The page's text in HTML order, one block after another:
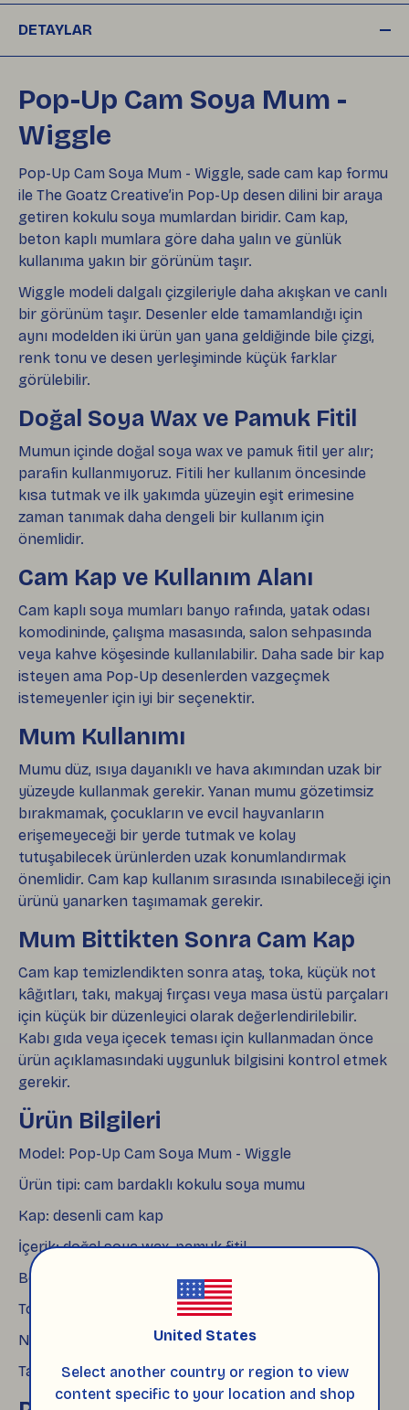
United States
Select another country or region to view
content specific to your location and shop
DETAYLAR
Pop-Up Cam Soya Mum -
Wiggle
Pop-Up Cam Soya Mum - Wiggle, sade cam kap formu
ile The Goatz Creative’in Pop-Up desen dilini bir araya
getiren kokulu soya mumlardan biridir. Cam kap,
beton kaplı mumlara göre daha yalın ve günlük
kullanıma yakın bir görünüm taşır.
Wiggle modeli dalgalı çizgileriyle daha akışkan ve canlı
bir görünüm taşır. Desenler elde tamamlandığı için
aynı modelden iki ürün yan yana geldiğinde bile çizgi,
renk tonu ve desen yerleşiminde küçük farklar
görülebilir.
Doğal Soya Wax ve Pamuk Fitil
Mumun içinde doğal soya wax ve pamuk fitil yer alır;
parafin kullanmıyoruz. Fitili her kullanım öncesinde
kısa tutmak ve ilk yakımda yüzeyin eşit erimesine
zaman tanımak daha dengeli bir kullanım için
önemlidir.
Cam Kap ve Kullanım Alanı
Cam kaplı soya mumları banyo rafında, yatak odası
komodininde, çalışma masasında, salon sehpasında
veya kahve köşesinde kullanılabilir. Daha sade bir kap
isteyen ama Pop-Up desenlerden vazgeçmek
istemeyenler için iyi bir seçenektir.
Mum Kullanımı
Mumu düz, ısıya dayanıklı ve hava akımından uzak bir
yüzeyde kullanmak gerekir. Yanan mumu gözetimsiz
bırakmamak, çocukların ve evcil hayvanların
erişemeyeceği bir yerde tutmak ve kolay
tutuşabilecek ürünlerden uzak konumlandırmak
önemlidir. Cam kap kullanım sırasında ısınabileceği için
ürünü yanarken taşımamak gerekir.
Mum Bittikten Sonra Cam Kap
Cam kap temizlendikten sonra ataş, toka, küçük not
kâğıtları, takı, makyaj fırçası veya masa üstü parçaları
için küçük bir düzenleyici olarak değerlendirilebilir.
Kabı gıda veya içecek teması için kullanmadan önce
ürün açıklamasındaki uygunluk bilgisini kontrol etmek
gerekir.
Ürün Bilgileri
Model: Pop-Up Cam Soya Mum - Wiggle
Ürün tipi: cam bardaklı kokulu soya mumu
Kap: desenli cam kap
İçerik: doğal soya wax, pamuk fitil
Boyut: 8.5 × 8.5 cm
Toplam ağırlık: yaklaşık 480 g
Net mum ağırlığı: yaklaşık 300 g
Tahmini yanma süresi: 35–40 saat